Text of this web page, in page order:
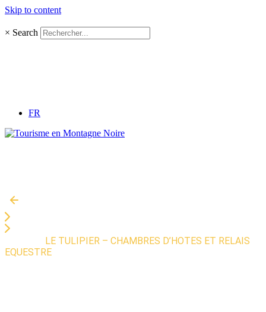
Skip to content
× Search
FR
LE TULIPIER – CHAMBRES D’HOTES ET RELAIS
EQUESTRE